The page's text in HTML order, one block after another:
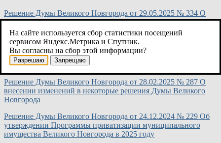
Решение Думы Великого Новгорода от 29.05.2025 № 334 О
внесении изменений в Программу приватизации
муниципального имущества Великого Новгорода в 2025 году
Решение Думы Великого Новгорода от 28.03.2025 № 302 О
внесении изменений в Программу приватизации
муниципального имущества Великого Новгорода в 2025 году
Решение Думы Великого Новгорода от 28.02.2025 № 287 О
внесении изменений в некоторые решения Думы Великого
Новгорода
Решение Думы Великого Новгорода от 24.12.2024 № 229 Об
утверждении Программы приватизации муниципального
имущества Великого Новгорода в 2025 году
На сайте используется сбор статистики посещений
сервисом Яндекс.Метрика и Спутник.
Вы согласны на сбор этой информации?
Разрешаю Запрещаю